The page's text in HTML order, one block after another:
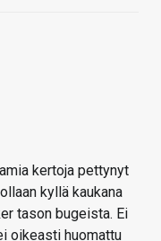
kertoja pettynyt
kyllä kaukana
tason bugeista. Ei
oikeasti huomattu